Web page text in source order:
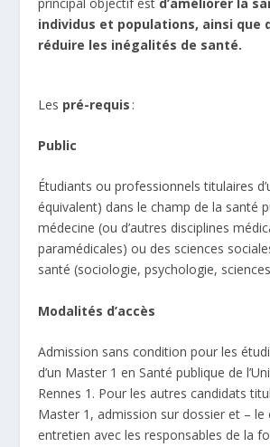
individus et populations, ainsi que
réduire les inégalités de santé.
Les pré-requis :
Public
Étudiants ou professionnels titulaires
équivalent) dans le champ de la santé
médecine (ou d’autres disciplines
paramédicales) ou des sciences
santé (sociologie, psychologie,
Modalités d’accès
Admission sans condition pour les
d’un Master 1 en Santé publique de
Rennes 1. Pour les autres candidats
Master 1, admission sur dossier et – le
entretien avec les responsables de la